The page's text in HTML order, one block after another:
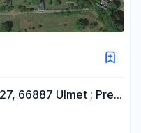
66887 Ulmet ; Preis